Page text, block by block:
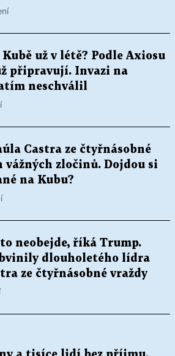
už v létě? Podle Axiosu
připravují. Invazi na
neschválil
Castra ze čtyřnásobné
vážných zločinů. Dojdou si
na Kubu?
to neobejde, říká Trump.
dlouholetého lídra
ze čtyřnásobné vraždy